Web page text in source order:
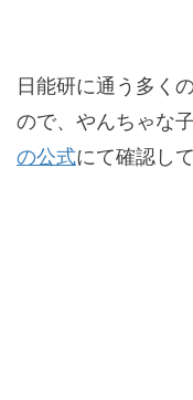
日能研に通う多く
ので、やんちゃな
の公式にて確認し